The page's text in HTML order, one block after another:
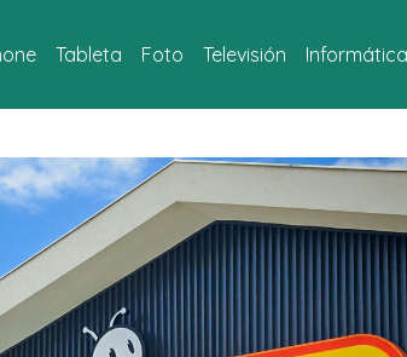
Tableta Foto Televisión Informática